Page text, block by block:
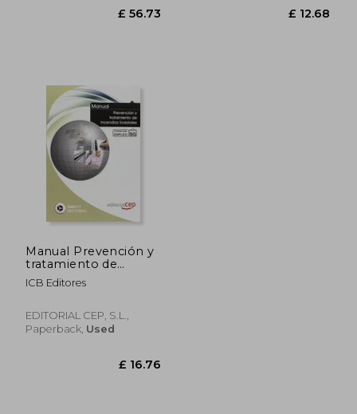
£ 16.66
Manual Prevención y
tratamiento de
incendios forestales.
Formación para el
Empleo Sectorial)
ICB Editores
EDITORIAL CEP, S.L.,
Paperback, Used